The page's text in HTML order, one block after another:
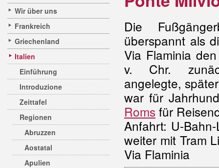
Wir über uns
Frankreich
Griechenland
Italien
Einführung
Introduzione
Zeittafel
Regionen
Abruzzen
Aostatal
Apulien
Die
überspannt als
Via Flaminia
v. Chr.
angelegte,
war für
Roms für
Anfahrt: U-Bahn-
weiter mit Tram
Via Flaminia